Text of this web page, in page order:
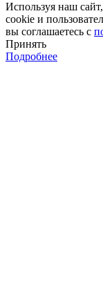
Используя наш
cookie и
вы соглашаетесь с
Принять
Подробнее